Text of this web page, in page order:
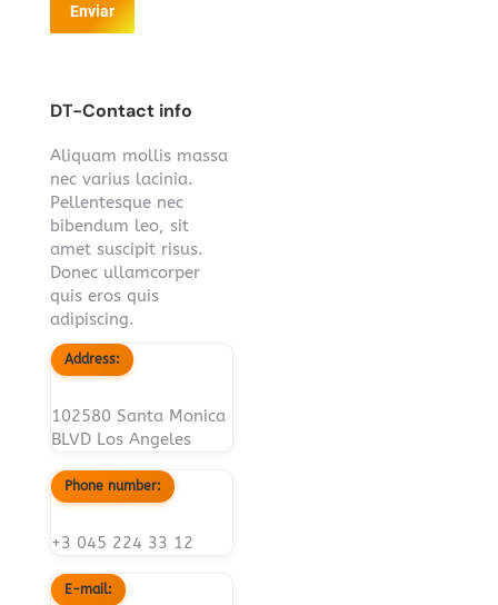
Enviar
DT-Contact info
Aliquam mollis massa
nec varius lacinia.
Pellentesque nec
bibendum leo, sit
amet suscipit risus.
Donec ullamcorper
quis eros quis
adipiscing.
Address:
102580 Santa Monica
BLVD Los Angeles
Phone number:
+3 045 224 33 12
E-mail: